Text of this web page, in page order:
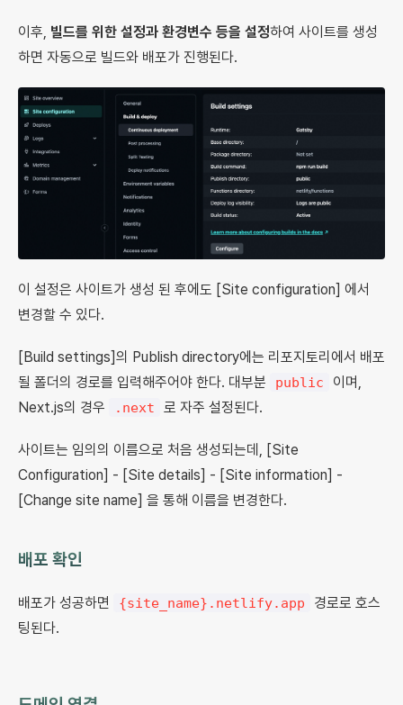
이후, 빌드를 위한 설정과 환경변수 등을 설정하여 사이트를 생성
하면 자동으로 빌드와 배포가 진행된다.
이 설정은 사이트가 생성 된 후에도 [Site configuration] 에서
변경할 수 있다.
[Build settings]의 Publish directory에는 리포지토리에서 배포
될 폴더의 경로를 입력해주어야 한다. 대부분
public
이며,
Next.js의 경우
.next 로 자주 설정된다.
사이트는 임의의 이름으로 처음 생성되는데, [Site
Configuration] - [Site details] - [Site information] -
[Change site name] 을 통해 이름을 변경한다.
배포 확인
배포가 성공하면 {site_name}.netlify.app
경로로 호스
팅된다.